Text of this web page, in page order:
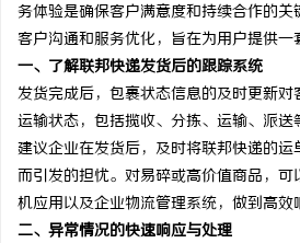
务体验是确保客户满意度和持续合作的
客户沟通和服务优化，旨在为用户提供
一、了解联邦快递发货后的跟踪系统
发货完成后，包裹状态信息的及时更新
运输状态，包括揽收、分拣、运输、派
建议企业在发货后，及时将联邦快递的
而引发的担忧。对易碎或高价值商品，
机应用以及企业物流管理系统，做到高效
二、异常情况的快速响应与处理